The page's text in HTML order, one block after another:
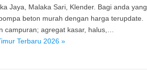
Jaya, Malaka Sari, Klender. Bagi anda yang
beton murah dengan harga terupdate.
campuran; agregat kasar, halus,…
Terbaru 2026 »